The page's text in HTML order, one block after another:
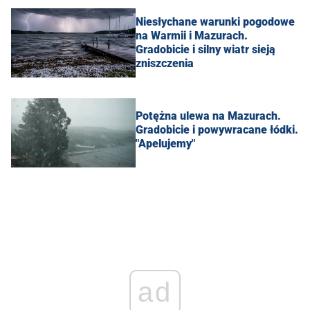
Niesłychane warunki pogodowe
na Warmii i Mazurach.
Gradobicie i silny wiatr sieją
zniszczenia
Potężna ulewa na Mazurach.
Gradobicie i powywracane łódki.
"Apelujemy"
ad